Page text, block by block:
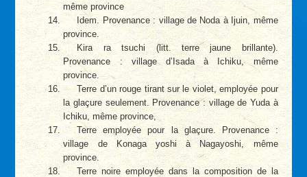
même province
Idem. Provenance : village de Noda à Ijuin, même
province.
Kira ra tsuchi (litt. terre jaune brillante).
Provenance : village d’Isada à Ichiku, même
province.
Terre d’un rouge tirant sur le violet, employée pour
la glaçure seulement. Provenance : village de Yuda à
Ichiku, même province,
Terre employée pour la glaçure. Provenance :
village de Konaga yoshi à Nagayoshi, même
province.
Terre noire employée dans la composition de la